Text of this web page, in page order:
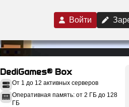
Войти
DediGames® Box
От 1 до 12 активных серверов
Оперативная память: от 2 ГБ до 128
ГБ